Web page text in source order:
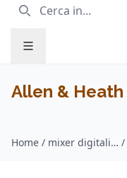
Allen & Heath
Home / mixer digitali / Allen & Heath /